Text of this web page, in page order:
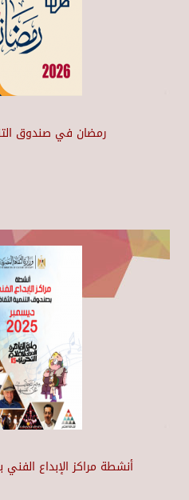
رمضان في صندوق
أنشطة مراكز الإبداع الفني